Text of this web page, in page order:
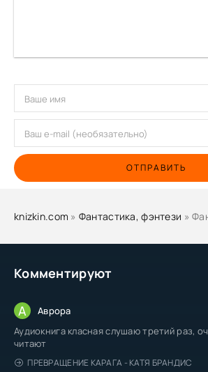
Комментируют
А Аврора
Аудиокнига класная слушаю третий раз,
читают
ПРЕВРАЩЕНИЕ КАРАГА - КАТЯ БРАНДИС
ОТПРАВИТЬ
knizkin.com » Фантастика, фэнтези »